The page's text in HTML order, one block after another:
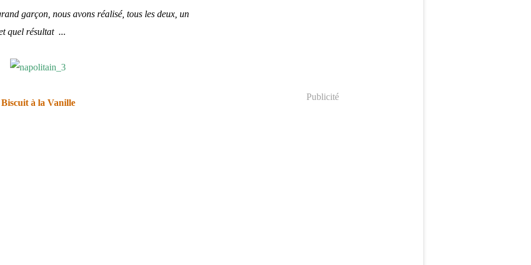
garçon, nous avons réalisé, tous les deux, un
quel résultat ...
Biscuit à la Vanille
Publicité